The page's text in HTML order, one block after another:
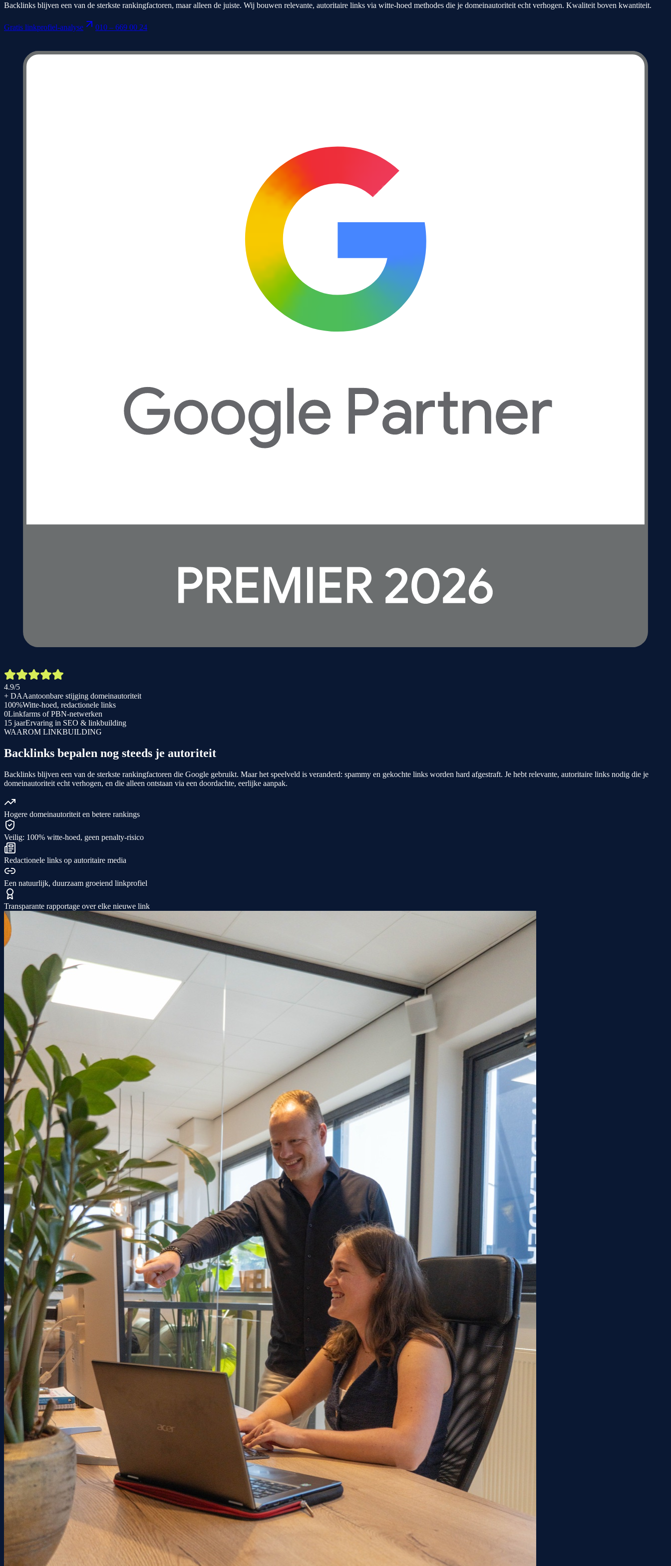
Backlinks blijven een van de sterkste rankingfactoren, maar alleen de juiste. Wij bouwen relevante, autoritaire links via witte-hoed methodes die je domeinautoriteit echt verhogen. Kwaliteit boven kwantiteit.
Gratis linkprofiel-analyse 010 – 669 00 24
4.9/5
+ DAAantoonbare stijging domeinautoriteit
100%Witte-hoed, redactionele links
0Linkfarms of PBN-netwerken
15 jaarErvaring in SEO & linkbuilding
WAAROM LINKBUILDING
Backlinks bepalen nog steeds je autoriteit
Backlinks blijven een van de sterkste rankingfactoren die Google gebruikt. Maar het speelveld is veranderd: spammy en gekochte links worden hard afgestraft. Je hebt relevante, autoritaire links nodig die je
domeinautoriteit echt verhogen, en die alleen ontstaan via een doordachte, eerlijke aanpak.
Hogere domeinautoriteit en betere rankings
Veilig: 100% witte-hoed, geen penalty-risico
Redactionele links op autoritaire media
Een natuurlijk, duurzaam groeiend linkprofiel
Transparante rapportage over elke nieuwe link